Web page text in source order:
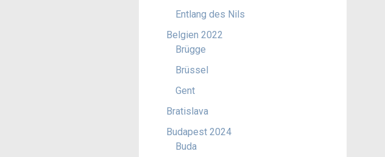
Entlang des Nils
Belgien 2022
Brügge
Brüssel
Gent
Bratislava
Budapest 2024
Buda